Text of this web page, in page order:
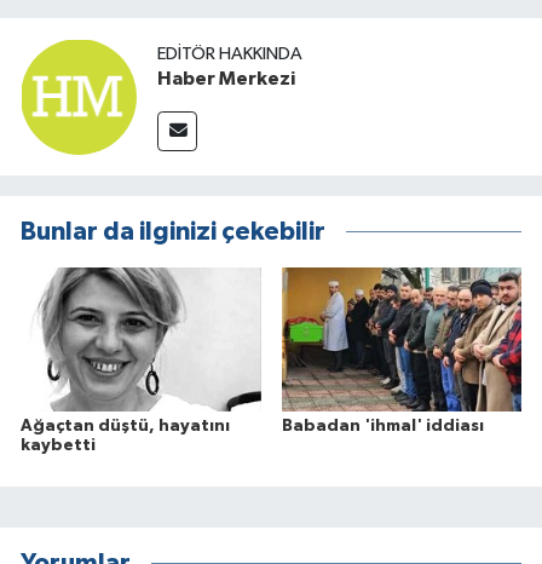
EDITÖR HAKKINDA
Haber Merkezi
Bunlar da ilginizi çekebilir
Ağaçtan düştü, hayatını
kaybetti
Babadan 'ihmal' iddiası